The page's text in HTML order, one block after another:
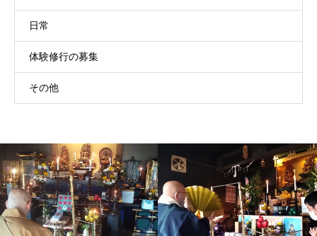
日常
体験修行の募集
その他